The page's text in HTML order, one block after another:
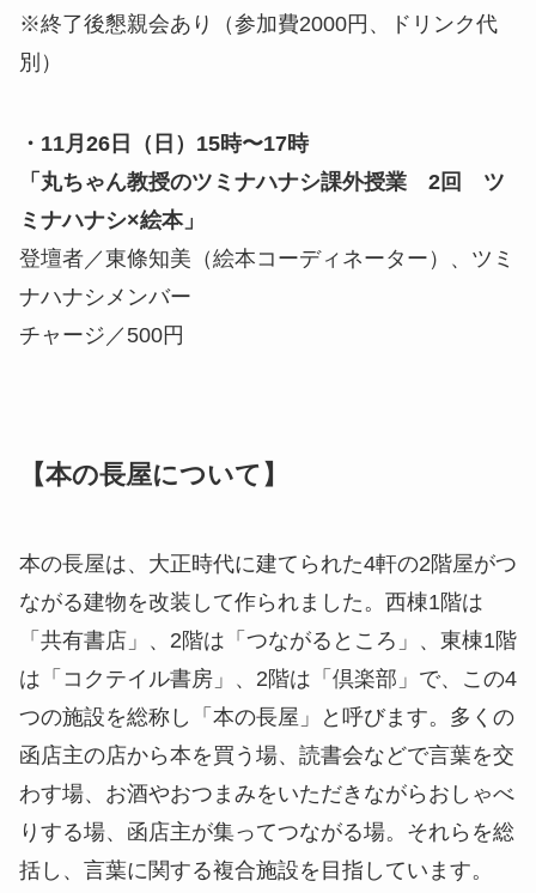
※終了後懇親会あり（参加費2000円、ドリンク代
別）
・11月26日（日）15時〜17時
「丸ちゃん教授のツミナハナシ課外授業 2回 ツ
ミナハナシ×絵本」
登壇者／東條知美（絵本コーディネーター）、ツミ
ナハナシメンバー
チャージ／500円
【本の長屋について】
本の長屋は、大正時代に建てられた4軒の2階屋がつ
ながる建物を改装して作られました。西棟1階は
「共有書店」、2階は「つながるところ」、東棟1階
は「コクテイル書房」、2階は「倶楽部」で、この4
つの施設を総称し「本の長屋」と呼びます。多くの
函店主の店から本を買う場、読書会などで言葉を交
わす場、お酒やおつまみをいただきながらおしゃべ
りする場、函店主が集ってつながる場。それらを総
括し、言葉に関する複合施設を目指しています。